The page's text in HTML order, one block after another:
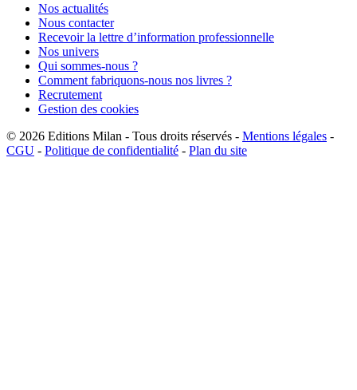
Nos actualités
Nous contacter
Recevoir la lettre d’information professionnelle
Nos univers
Qui sommes-nous ?
Comment fabriquons-nous nos livres ?
Recrutement
Gestion des cookies
© 2026 Editions Milan - Tous droits réservés - Mentions légales -
CGU - Politique de confidentialité - Plan du site